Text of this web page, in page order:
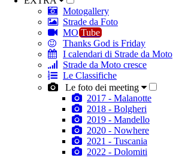
Motogallery
Strade da Foto
MO Tube
Thanks God is Friday
I calendari di Strade da Moto
Strade da Moto cresce
Le Classifiche
Le foto dei meeting
2017 - Malanotte
2018 - Bolgheri
2019 - Mandello
2020 - Nowhere
2021 - Tuscania
2022 - Dolomiti